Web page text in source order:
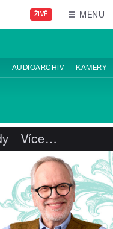
ŽIVĚ MENU
AUDIOARCHIV KAMERY
Více…